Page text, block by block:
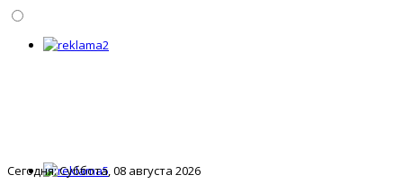
Сегодня: Суббота, 08 августа 2026